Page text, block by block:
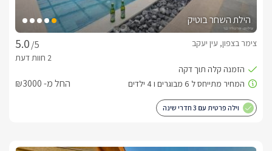
הילת השחר בוטיק
/5
צימר בצפון, עין יעקב
החל מ- ₪3000
וילה פרטית עם 3 חדרי שינה